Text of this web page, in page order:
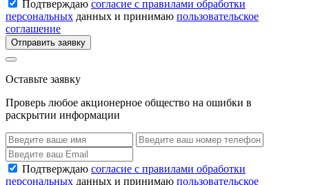
Подтверждаю согласие с правилами обработки
персональных данных и принимаю пользовательское
соглашение
Отправить заявку
Оставьте заявку
Проверь любое акционерное общество на ошибки в
раскрытии информации
Подтверждаю согласие с правилами обработки
персональных данных и принимаю пользовательское